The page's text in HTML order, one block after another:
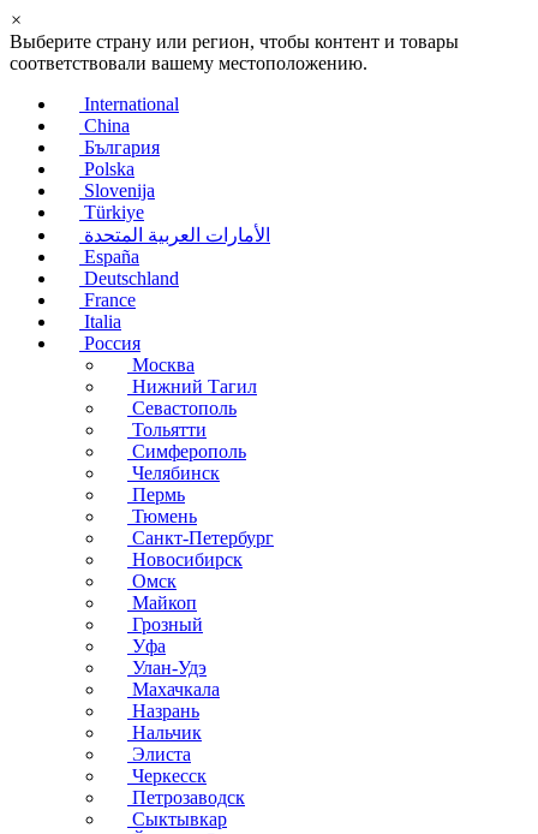
×
Выберите страну или регион, чтобы контент и товары
соответствовали вашему местоположению.
International
China
България
Polska
Slovenija
Türkiye
الأمارات العربية المتحدة
España
Deutschland
France
Italia
Россия
Москва
Нижний Тагил
Севастополь
Тольятти
Симферополь
Челябинск
Пермь
Тюмень
Санкт-Петербург
Новосибирск
Омск
Майкоп
Грозный
Уфа
Улан-Удэ
Махачкала
Назрань
Нальчик
Элиста
Черкесск
Петрозаводск
Сыктывкар